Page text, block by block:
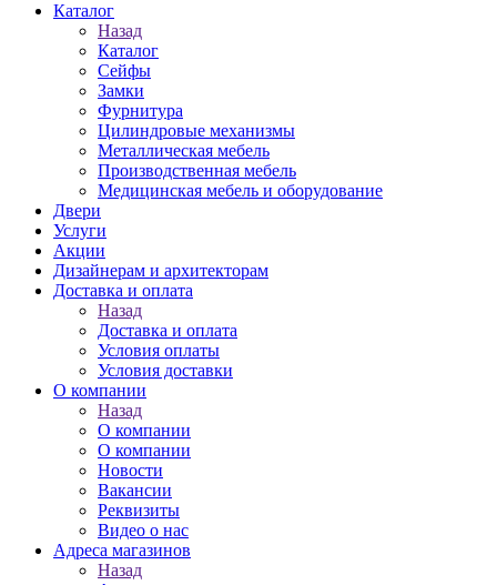
Каталог
Назад
Каталог
Сейфы
Замки
Фурнитура
Цилиндровые механизмы
Металлическая мебель
Производственная мебель
Медицинская мебель и оборудование
Двери
Услуги
Акции
Дизайнерам и архитекторам
Доставка и оплата
Назад
Доставка и оплата
Условия оплаты
Условия доставки
О компании
Назад
О компании
О компании
Новости
Вакансии
Реквизиты
Видео о нас
Адреса магазинов
Назад